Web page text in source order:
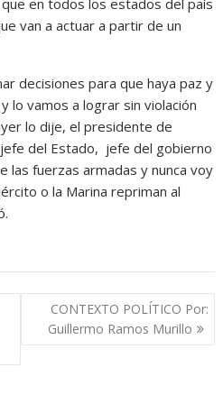
en todos los estados del país
van a actuar a partir de un
decisiones para que haya paz y
lo vamos a lograr sin violación
lo dije, el presidente de
del Estado, jefe del gobierno
las fuerzas armadas y nunca voy
o la Marina repriman al
CONTEXTO POLÍTICO Por:
Guillermo Ramos Murillo